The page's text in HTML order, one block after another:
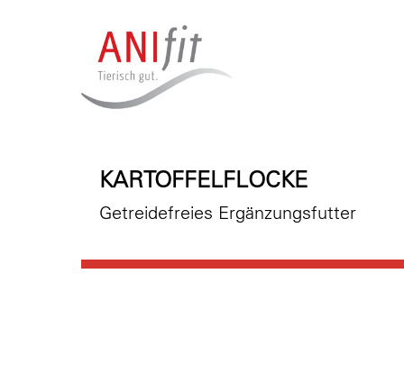
KARTOFFELFLOCKE
Getreidefreies Ergänzungsfutter